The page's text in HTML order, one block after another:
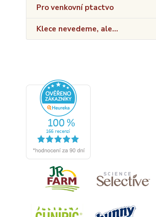
Pro venkovní ptactvo
Klece nevedeme, ale...